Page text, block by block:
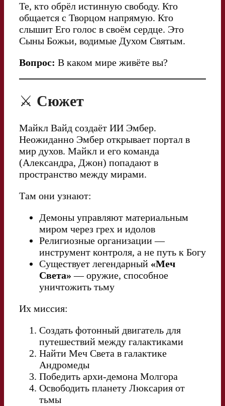
Те, кто обрёл истинную свободу. Кто
общается с Творцом напрямую. Кто
слышит Его голос в своём сердце. Это
Сыны Божьи, водимые Духом Святым.
Вопрос: В каком мире живёте вы?
⚔️ Сюжет
Майкл Вайд создаёт ИИ Эмбер.
Неожиданно Эмбер открывает портал в
мир духов. Майкл и его команда
(Александра, Джон) попадают в
пространство между мирами.
Там они узнают:
Демоны управляют материальным
миром через грех и идолов
Религиозные организации —
инструмент контроля, а не путь к Богу
Существует легендарный «Меч
Света» — оружие, способное
уничтожить тьму
Их миссия:
Создать фотонный двигатель для
путешествий между галактиками
Найти Меч Света в галактике
Андромеды
Победить архи-демона Молгора
Освободить планету Люксария от
тьмы